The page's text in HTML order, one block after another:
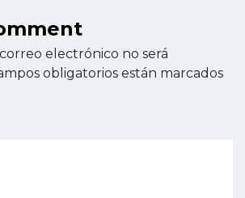
electrónico no será
obligatorios están marcados